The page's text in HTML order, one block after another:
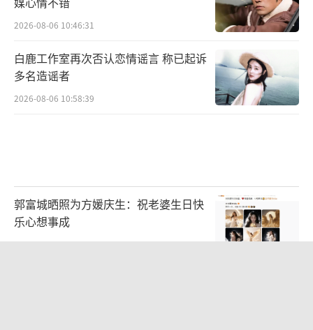
爱于是我坚持。”这场不惜成本的音乐会彰显
据悉,本场音乐会由凌博士、奥伦纳素及固
本堂赞助,出品人万千惠也希望未来能用自己的
2026-08-06 10:46:31
白鹿工作室再次否认恋情谣言 称已起诉
多名造谣者
2026-08-06 10:58:39
郭富城晒照为方媛庆生：祝老婆生日快
乐心想事成
2026-08-06 10:57:07